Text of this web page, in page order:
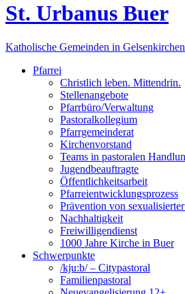
St. Urbanus Buer
Katholische Gemeinden in
Pfarrei
Christlich leben. Mittendrin.
Stellenangebote
Pfarrbüro/Verwaltung
Pastoralkollegium
Pfarrgemeinderat
Kirchenvorstand
Teams in pastoralen
Jugendbeauftragte
Öffentlichkeitsarbeit
Pfarreientwicklungsprozess
Prävention von
Nachhaltigkeit
Freiwilligendienst
1000 Jahre Kirche in Buer
Schwerpunkte
/kju:b/ – Citypastoral
Familienpastoral